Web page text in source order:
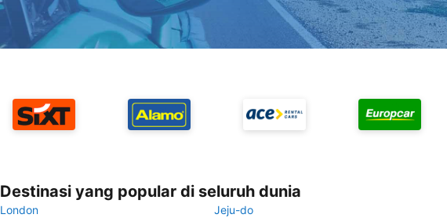
Destinasi yang popular di seluruh dunia
London
Jeju-do